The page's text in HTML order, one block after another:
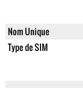
Nom Unique
Type de SIM